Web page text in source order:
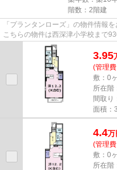
階数：2階建
「プランタンローズ」の物件情報
こちらの物件は西深津小学校まで
物件はアパートです☆新たな回線工...
3.95
(管理
敷：0
所在階
間取り
面積：
4.4万
(管理
敷：0
所在階